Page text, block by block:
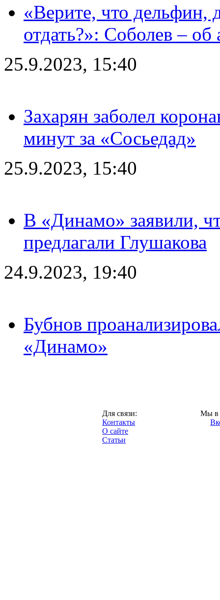
«Верите, что дельфин,
отдать?»: Соболев – об
25.9.2023, 15:40
Захарян заболел
минут за «Сосьедад»
25.9.2023, 15:40
В «Динамо» заявили,
предлагали Глушакова
24.9.2023, 19:40
Бубнов
«Динамо»
Для связи:
Контакты
О сайте
Статьи
Мы в